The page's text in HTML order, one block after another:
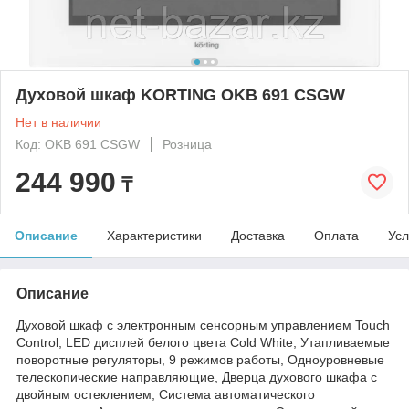
Духовой шкаф KORTING OKB 691 CSGW
Нет в наличии
Код: OKB 691 CSGW
Розница
244 990 ₸
Описание Характеристики Доставка Оплата
Описание
Духовой шкаф с электронным сенсорным управлением Touch
Control, LED дисплей белого цвета Cold White, Утапливаемые
поворотные регуляторы, 9 режимов работы, Одноуровневые
телескопические направляющие, Дверца духового шкафа с
двойным остеклением, Система автоматического